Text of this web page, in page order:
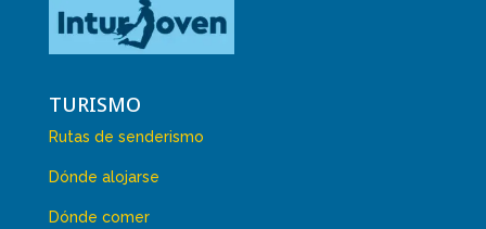
TURISMO
Rutas de senderismo
Dónde alojarse
Dónde comer